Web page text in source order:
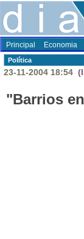
Principal Economia
Polí­tica
23-11-2004 18:54
"Barrios